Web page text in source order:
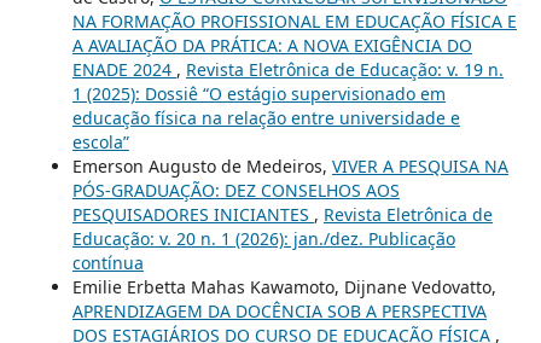
NA FORMAÇÃO PROFISSIONAL EM EDUCAÇÃO FÍSICA E
A AVALIAÇÃO DA PRÁTICA: A NOVA EXIGÊNCIA DO
ENADE 2024 , Revista Eletrônica de Educação: v. 19 n.
1 (2025): Dossiê “O estágio supervisionado em
educação física na relação entre universidade e
escola”
Emerson Augusto de Medeiros, VIVER A PESQUISA NA
PÓS-GRADUAÇÃO: DEZ CONSELHOS AOS
PESQUISADORES INICIANTES , Revista Eletrônica de
Educação: v. 20 n. 1 (2026): jan./dez. Publicação
contínua
Emilie Erbetta Mahas Kawamoto, Dijnane Vedovatto,
APRENDIZAGEM DA DOCÊNCIA SOB A PERSPECTIVA
DOS ESTAGIÁRIOS DO CURSO DE EDUCAÇÃO FÍSICA ,